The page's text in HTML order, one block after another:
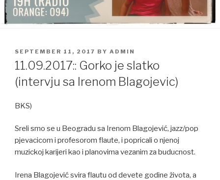
POSTED
ON
SEPTEMBER 11, 2017 BY ADMIN
11.09.2017:: Gorko je slatko
(intervju sa Irenom Blagojevic)
BKS)
Sreli smo se u Beogradu sa Irenom Blagojević, jazz/pop
pjevacicom i profesorom flaute, i popricali o njenoj
muzickoj karijeri kao i planovima vezanim za buducnost.
Irena Blagojević svira flautu od devete godine života, a